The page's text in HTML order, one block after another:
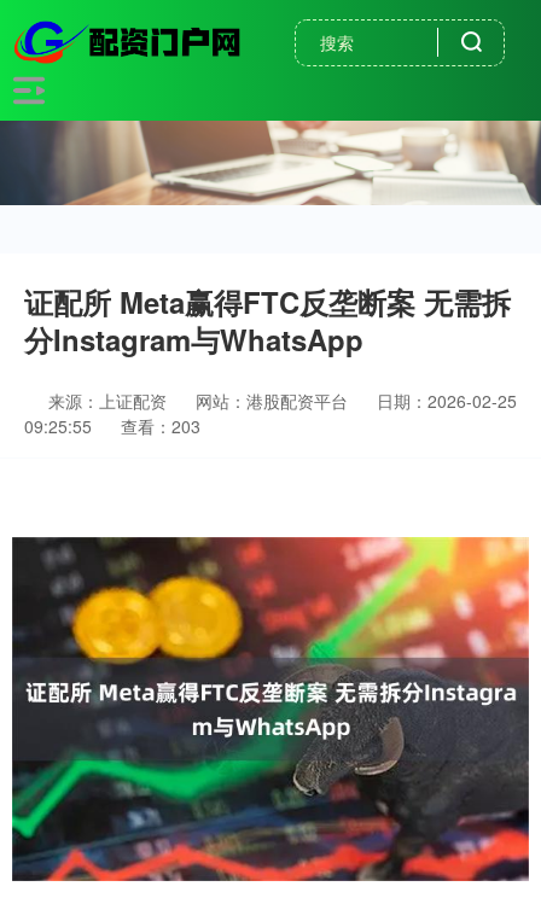
证配所 Meta赢得FTC反垄断案 无需拆
分Instagram与WhatsApp
来源：上证配资 网站：港股配资平台
日期：2026-02-25
09:25:55
查看：203